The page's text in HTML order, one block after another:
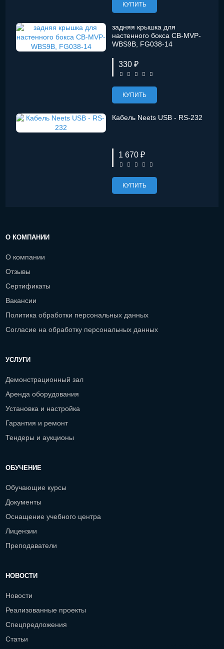
КУПИТЬ
задняя крышка для
настенного бокса CB-MVP-
WBS9B, FG038-14
330 ₽
КУПИТЬ
Кабель Neets USB - RS-232
1 670 ₽
КУПИТЬ
О КОМПАНИИ
О компании
Отзывы
Сертификаты
Вакансии
Политика обработки персональных данных
Согласие на обработку персональных данных
УСЛУГИ
Демонстрационный зал
Аренда оборудования
Установка и настройка
Гарантия и ремонт
Тендеры и аукционы
ОБУЧЕНИЕ
Обучающие курсы
Документы
Оснащение учебного центра
Лицензии
Преподаватели
НОВОСТИ
Новости
Реализованные проекты
Спецпредложения
Статьи